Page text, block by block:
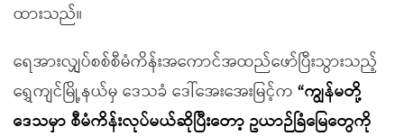
ထားသည်။
ရေအားလျှပ်စစ်စီမံကိန်းအကောင်အထည်ဖော်ပြီးသွားသည့်
ရွှေကျင်မြို့နယ်မှ ဒေသခံ ဒေါ်အေးအေးမြင့်က “ကျွန်မတို့
ဒေသမှာ စီမံကိန်းလုပ်မယ်ဆိုပြီးတော့ ဥယာဉ်ခြံမြေတွေကို